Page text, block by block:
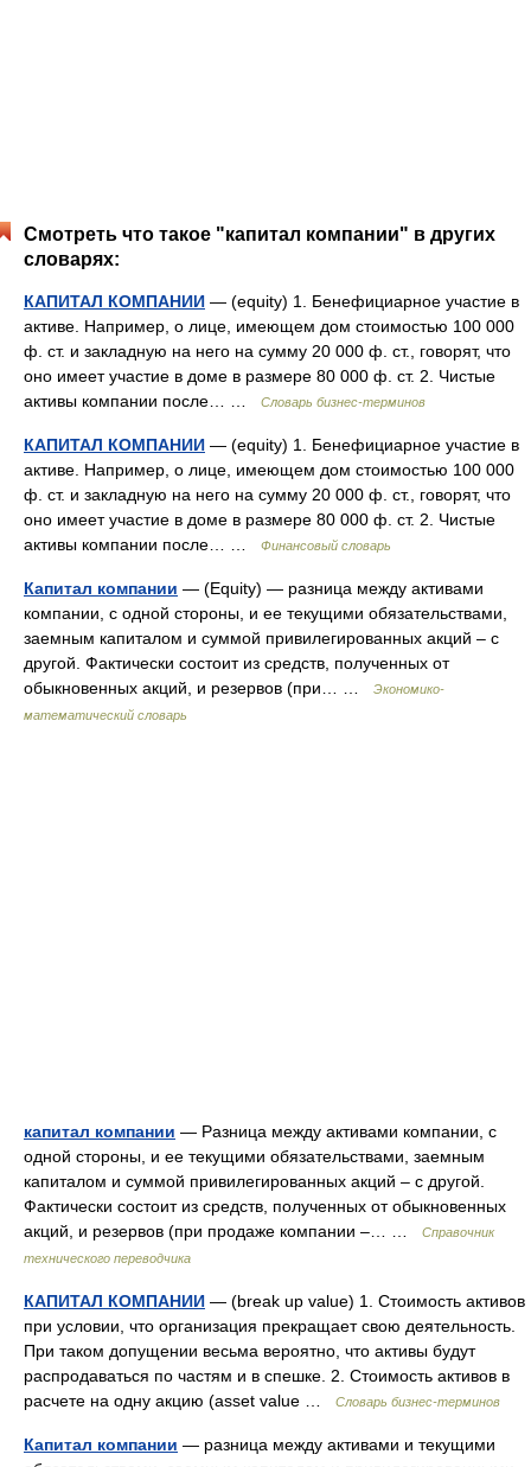
Смотреть что такое "капитал компании" в других
словарях:
КАПИТАЛ КОМПАНИИ — (equity) 1. Бенефициарное участие в
активе. Например, о лице, имеющем дом стоимостью 100 000
ф. ст. и закладную на него на сумму 20 000 ф. ст., говорят, что
оно имеет участие в доме в размере 80 000 ф. ст. 2. Чистые
активы компании после… …
Словарь бизнес-терминов
КАПИТАЛ КОМПАНИИ — (equity) 1. Бенефициарное участие в
активе. Например, о лице, имеющем дом стоимостью 100 000
ф. ст. и закладную на него на сумму 20 000 ф. ст., говорят, что
оно имеет участие в доме в размере 80 000 ф. ст. 2. Чистые
активы компании после… …
Финансовый словарь
Капитал компании — (Equity) — разница между активами
компании, с одной стороны, и ее текущими обязательствами,
заемным капиталом и суммой привилегированных акций – с
другой. Фактически состоит из средств, полученных от
обыкновенных акций, и резервов (при… …
Экономико-
математический словарь
капитал компании — Разница между активами компании, с
одной стороны, и ее текущими обязательствами, заемным
капиталом и суммой привилегированных акций – с другой.
Фактически состоит из средств, полученных от обыкновенных
акций, и резервов (при продаже компании –… …
Справочник
технического переводчика
КАПИТАЛ КОМПАНИИ — (break up value) 1. Стоимость активов
при условии, что организация прекращает свою деятельность.
При таком допущении весьма вероятно, что активы будут
распродаваться по частям и в спешке. 2. Стоимость активов в
расчете на одну акцию (asset value …
Словарь бизнес-терминов
Капитал компании — разница между активами и текущими